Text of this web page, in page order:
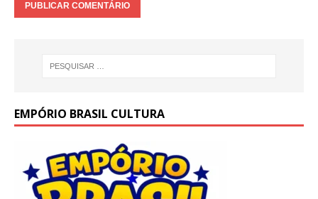
EMPÓRIO BRASIL CULTURA